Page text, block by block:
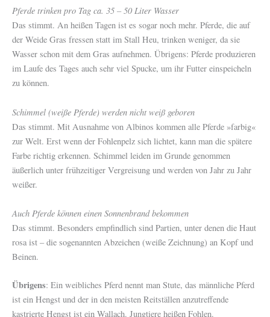
Pferde trinken pro Tag ca. 35 – 50 Liter Wasser
Das stimmt. An heißen Tagen ist es sogar noch mehr. Pferde, die auf
der Weide Gras fressen statt im Stall Heu, trinken weniger, da sie
Wasser schon mit dem Gras aufnehmen. Übrigens: Pferde produzieren
im Laufe des Tages auch sehr viel Spucke, um ihr Futter einspeicheln
zu können.
Schimmel (weiße Pferde) werden nicht weiß geboren
Das stimmt. Mit Ausnahme von Albinos kommen alle Pferde »farbig«
zur Welt. Erst wenn der Fohlenpelz sich lichtet, kann man die spätere
Farbe richtig erkennen. Schimmel leiden im Grunde genommen
äußerlich unter frühzeitiger Vergreisung und werden von Jahr zu Jahr
weißer.
Auch Pferde können einen Sonnenbrand bekommen
Das stimmt. Besonders empfindlich sind Partien, unter denen die Haut
rosa ist – die sogenannten Abzeichen (weiße Zeichnung) an Kopf und
Beinen.
Übrigens: Ein weibliches Pferd nennt man Stute, das männliche Pferd
ist ein Hengst und der in den meisten Reitställen anzutreffende
kastrierte Hengst ist ein Wallach. Jungtiere heißen Fohlen.